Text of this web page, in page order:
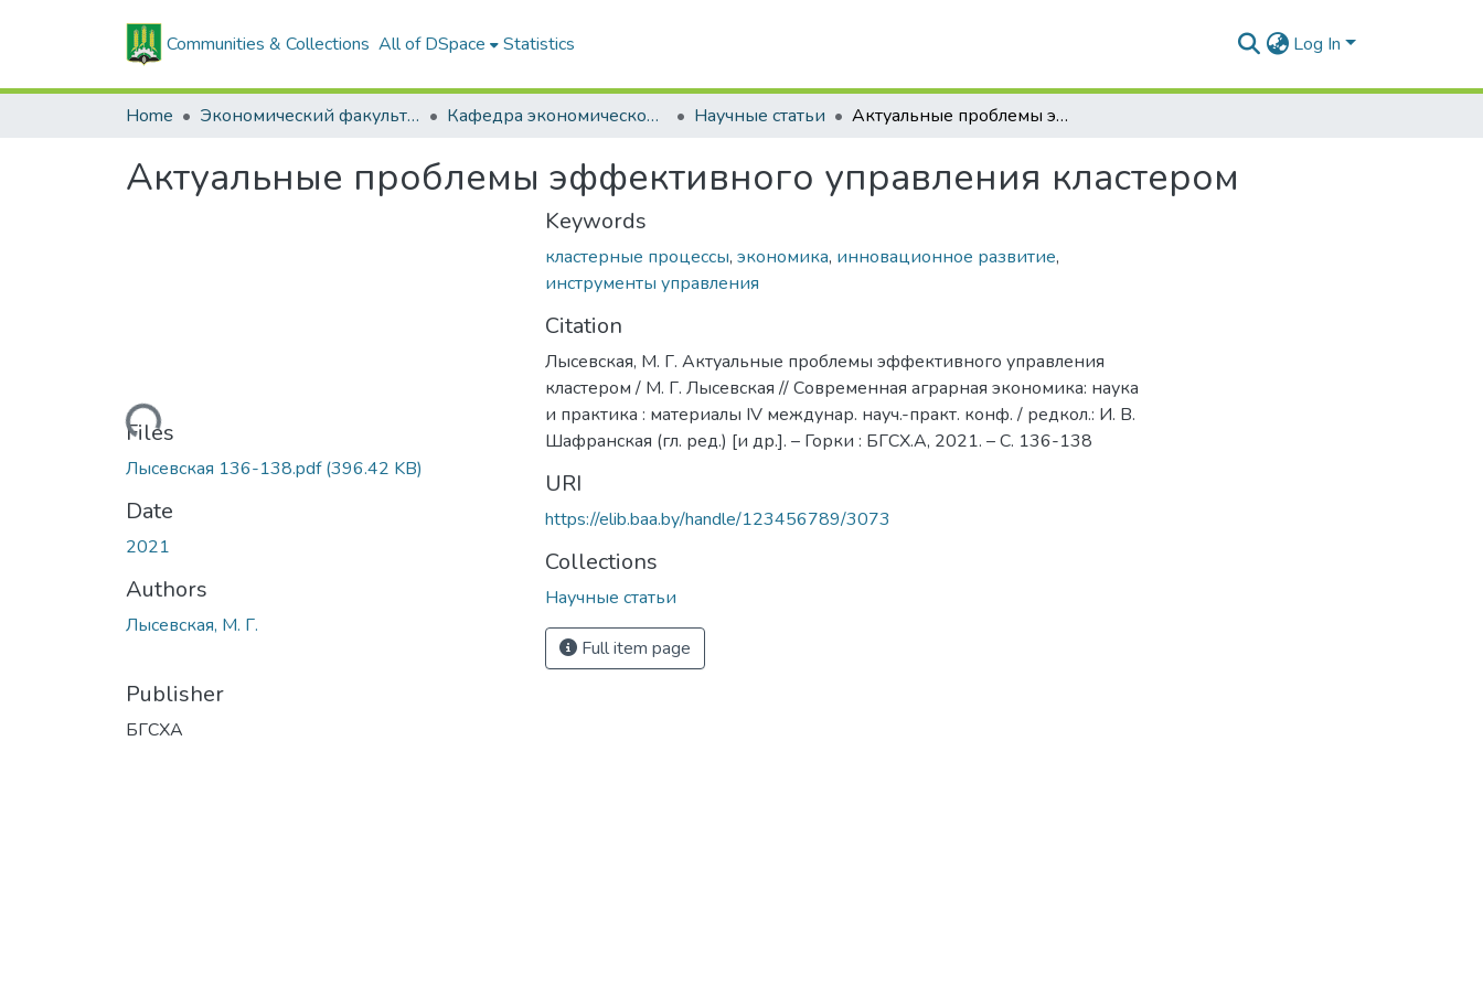
Communities & Collections All of DSpace Statistics Log In
Home Экономический факультет Кафедра экономической теории Научные статьи Актуальные проблемы эффективного управления кластером
Актуальные проблемы эффективного управления кластером
Loading...
Files
Лысевская 136-138.pdf(396.42 KB)
Date
2021
Authors
Лысевская, М. Г.
Publisher
БГСХА
Keywords
кластерные процессы, экономика, инновационное развитие,
инструменты управления
Citation
Лысевская, М. Г. Актуальные проблемы эффективного управления
кластером / М. Г. Лысевская // Современная аграрная экономика: наука
и практика : материалы IV междунар. науч.-практ. конф. / редкол.: И. В.
Шафранская (гл. ред.) [и др.]. – Горки : БГСХ.А, 2021. – С. 136-138
URI
https://elib.baa.by/handle/123456789/3073
Collections
Научные статьи
Full item page